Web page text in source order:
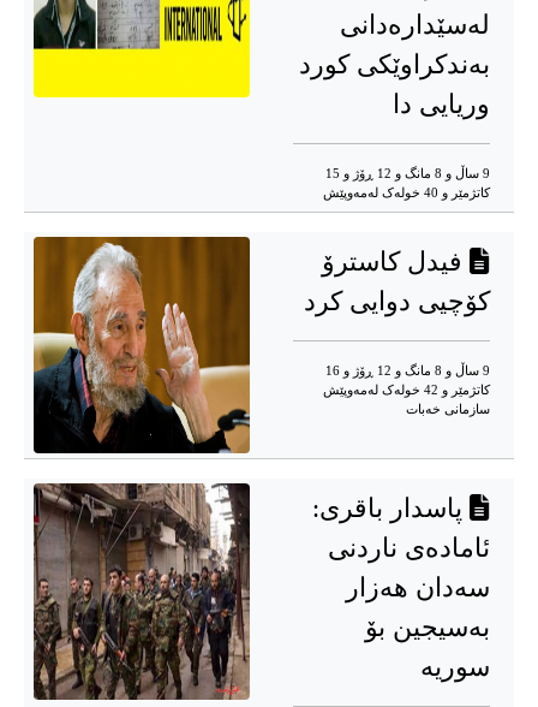
لەسێدارەدانی
بەندکراوێکی کورد
وریایی دا
9 ساڵ و 8 مانگ و 12 ڕۆژ و 15
کاتژمێر و 40 خوله‌ک له‌مه‌وپێش‌
فیدل کاسترۆ
کۆچیی دوایی کرد
9 ساڵ و 8 مانگ و 12 ڕۆژ و 16
کاتژمێر و 42 خوله‌ک له‌مه‌وپێش‌
سازمانی خەبات
پاسدار باقری:
ئامادەی ناردنی
سەدان هەزار
بەسیجین بۆ
سوریە